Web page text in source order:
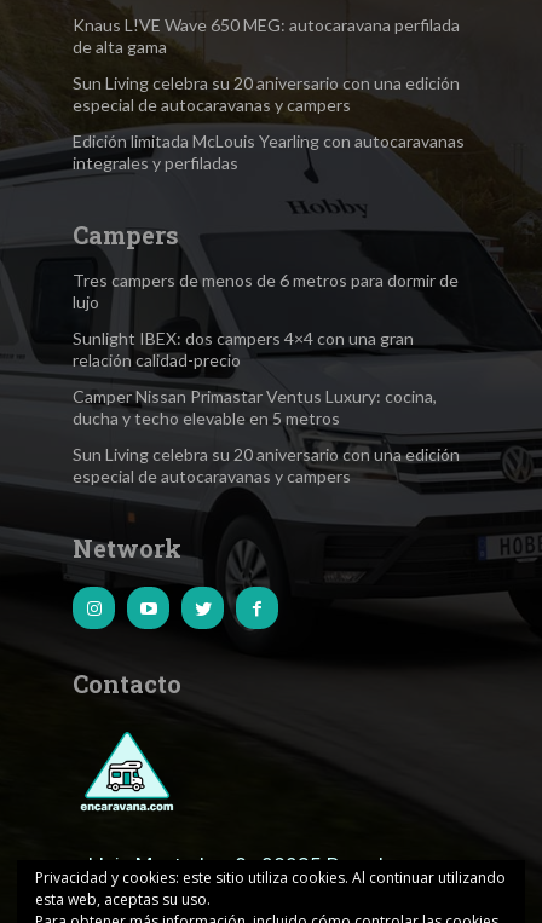
Knaus L!VE Wave 650 MEG: autocaravana perfilada
de alta gama
Sun Living celebra su 20 aniversario con una edición
especial de autocaravanas y campers
Edición limitada McLouis Yearling con autocaravanas
integrales y perfiladas
Campers
Tres campers de menos de 6 metros para dormir de
lujo
Sunlight IBEX: dos campers 4×4 con una gran
relación calidad-precio
Camper Nissan Primastar Ventus Luxury: cocina,
ducha y techo elevable en 5 metros
Sun Living celebra su 20 aniversario con una edición
especial de autocaravanas y campers
Network
Contacto
c.Lluis Muntadas, 8 · 08035 Barcelona
Privacidad y cookies: este sitio utiliza cookies. Al continuar utilizando
esta web, aceptas su uso.